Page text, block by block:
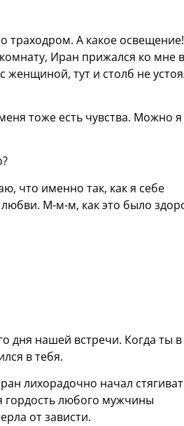
траходром. А какое освещение!
Иран прижался ко мне
женщиной, тут и столб не
тоже есть чувства. Можно я
что именно так, как я себе
М-м-м, как это было
дня нашей встречи. Когда ты в
в тебя.
лихорадочно начал
гордость любого мужчины
от зависти.